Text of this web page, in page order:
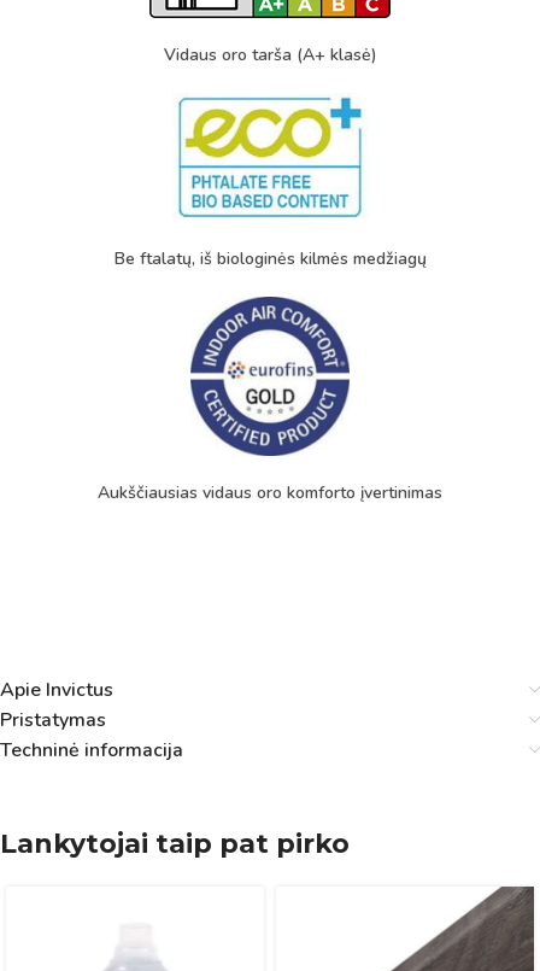
Vidaus oro tarša (A+ klasė)
Be ftalatų, iš biologinės kilmės medžiagų
Aukščiausias vidaus oro komforto įvertinimas
Apie Invictus
Pristatymas
Techninė informacija
Lankytojai taip pat pirko